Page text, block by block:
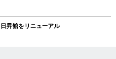
昇館をリニューアル